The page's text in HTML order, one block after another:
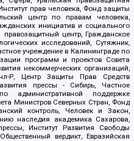
прав человека, Фонд защиты
центр по правам человека,
инициатив и социального
правозащитный центр, Гражданское
исследований, Сутяжник,
учреждение в Калининграде по
программ и проектов Совета
некоммерческих организаций,
Р, Центр Защиты Прав Средств
прессы - Сибирь, Частное
административной поддержке
Министров Северных Стран, Фонд
контроль, Человек и Закон,
наследия академика Сахарова,
Институт Развития Свободы
вердикт, Евразийская